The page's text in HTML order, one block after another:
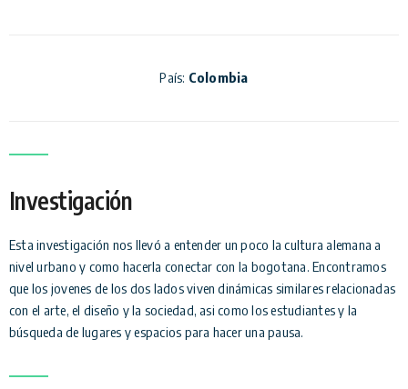
País: Colombia
Investigación
Esta investigación nos llevó a entender un poco la cultura alemana a
nivel urbano y como hacerla conectar con la bogotana. Encontramos
que los jovenes de los dos lados viven dinámicas similares relacionadas
con el arte, el diseño y la sociedad, asi como los estudiantes y la
búsqueda de lugares y espacios para hacer una pausa.